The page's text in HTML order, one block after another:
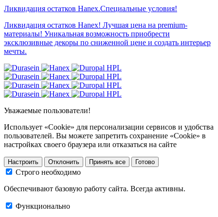
Ликвидация остатков Hanex.Специальные условия!
Ликвидация остатков Hanex! Лучшая цена на premium-
материалы! Уникальная возможность приобрести
эксклюзивные декоры по сниженной цене и создать интерьер
мечты.
Уважаемые пользователи!
Использует «Cookie» для персонализации сервисов и удобства
пользователей. Вы можете запретить сохранение «Cookie» в
настройках своего браузера или отказаться на сайте
Настроить Отклонить Принять все Готово
Строго необходимо
Обеспечивают базовую работу сайта. Всегда активны.
Функционально